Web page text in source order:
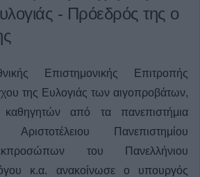
- Πρόεδρός της ο
Επιστημονικής Επιτροπής
της Ευλογιάς των αιγοπροβάτων,
από τα πανεπιστήμια
Πανεπιστημίου
του Πανελλήνιου
κ.α. ανακοίνωσε ο υπουργός